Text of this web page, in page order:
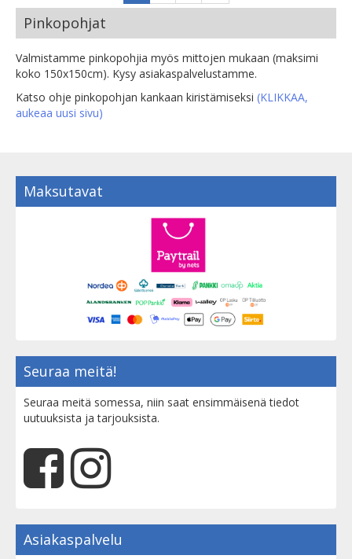
Pinkopohjat
Valmistamme pinkopohjia myös mittojen mukaan (maksimi
koko 150x150cm). Kysy asiakaspalvelustamme.
Katso ohje pinkopohjan kankaan kiristämiseksi (KLIKKAA,
aukeaa uusi sivu)
Maksutavat
Seuraa meitä!
Seuraa meitä somessa, niin saat ensimmäisenä tiedot
uutuuksista ja tarjouksista.
Asiakaspalvelu